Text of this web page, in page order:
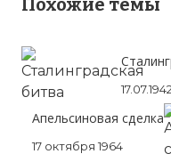
Похожие темы
Апельсиновая сделка
17 октября 1964